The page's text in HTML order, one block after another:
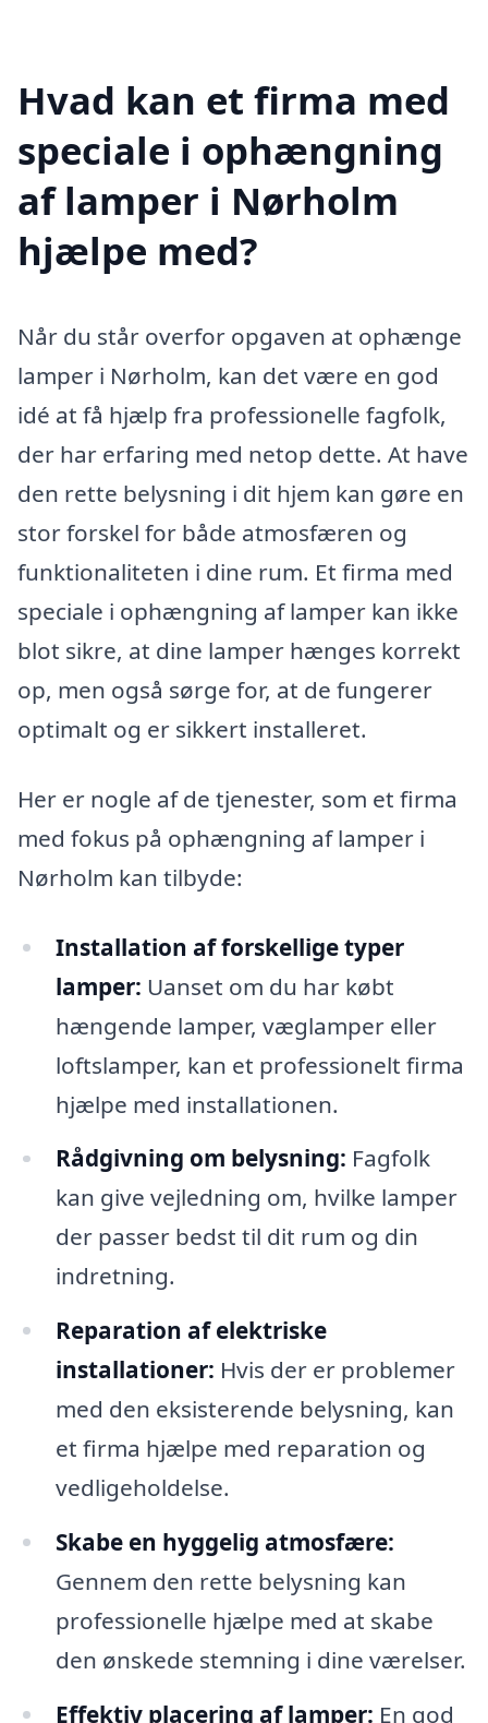
Hvad kan et firma med
speciale i ophængning
af lamper i Nørholm
hjælpe med?
Når du står overfor opgaven at ophænge
lamper i Nørholm, kan det være en god
idé at få hjælp fra professionelle fagfolk,
der har erfaring med netop dette. At have
den rette belysning i dit hjem kan gøre en
stor forskel for både atmosfæren og
funktionaliteten i dine rum. Et firma med
speciale i ophængning af lamper kan ikke
blot sikre, at dine lamper hænges korrekt
op, men også sørge for, at de fungerer
optimalt og er sikkert installeret.
Her er nogle af de tjenester, som et firma
med fokus på ophængning af lamper i
Nørholm kan tilbyde:
Installation af forskellige typer
lamper: Uanset om du har købt
hængende lamper, væglamper eller
loftslamper, kan et professionelt firma
hjælpe med installationen.
Rådgivning om belysning: Fagfolk
kan give vejledning om, hvilke lamper
der passer bedst til dit rum og din
indretning.
Reparation af elektriske
installationer: Hvis der er problemer
med den eksisterende belysning, kan
et firma hjælpe med reparation og
vedligeholdelse.
Skabe en hyggelig atmosfære:
Gennem den rette belysning kan
professionelle hjælpe med at skabe
den ønskede stemning i dine værelser.
Effektiv placering af lamper: En god